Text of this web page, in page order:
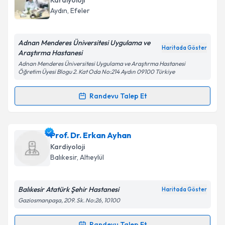
randevu almanız için bir takvim hazırlandığında e-
posta ile bilgilendireceğiz.
E-posta Adresiniz
Kişisel verilerimin işlenmesine ilişkinAydınlatma
'ni okudum ve kişisel verilerimin belirtilen
kapsamda işlenmesini kabul ediyorum.
Takvim Talebini Gönder
Aydın, Efeler
Adnan Menderes Üniversitesi Uygulama ve
Araştırma Hastanesi
Haritada Göster
Adnan Menderes Üniversitesi Uygulama ve Araştırma Hastanesi
Öğretim Üyesi Blogu 2. Kat Oda No:214 Aydın 09100 Türkiye
Randevu Talep Et
Randevu Takvimi Talebi
Doç. Dr. Cemil Zenciriçin randevu takvimi talebi
oluşturun. Size bu uzmandan randevu almanız için bir
takvim hazırlandığında e-posta ile bilgilendireceğiz.
Prof. Dr. Erkan Ayhan
Kardiyoloji
Balıkesir, Altıeylül
Balıkesir Atatürk Şehir Hastanesi Haritada Göster
Gaziosmanpaşa, 209. Sk. No:26, 10100